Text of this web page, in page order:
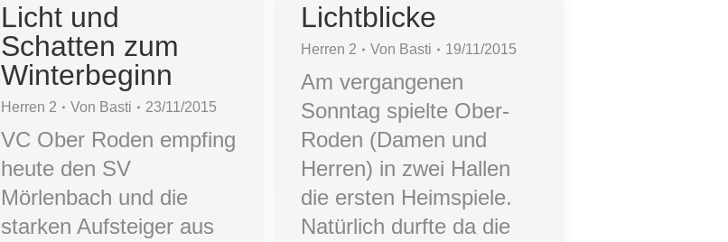
Licht und
Schatten zum
Winterbeginn
Herren 2 Von Basti 23/11/2015
VC Ober Roden empfing
heute den SV
Mörlenbach und die
starken Aufsteiger aus
Lichtblicke
Herren 2 Von Basti 19/11/2015
Am vergangenen
Sonntag spielte Ober-
Roden (Damen und
Herren) in zwei Hallen
die ersten Heimspiele.
Natürlich durfte da die